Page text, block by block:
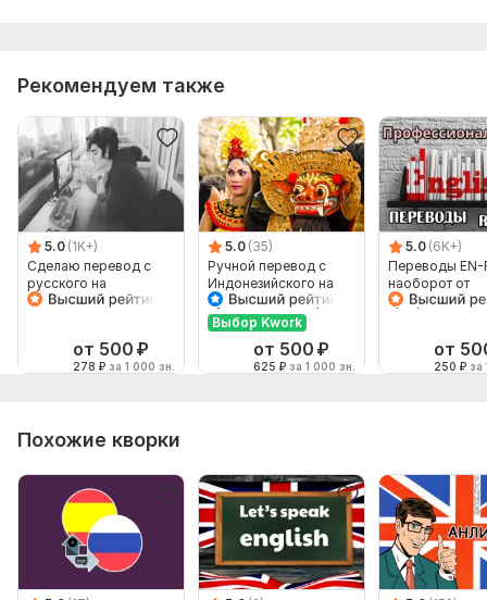
Рекомендуем также
5.0 (1K+)
Сделаю перевод с
русского на
английский и
от 500 ₽
278 ₽ за 1 000 зн.
5.0 (35)
Ручной перевод с
Индонезийского на
Русский и наоборот
Выбор Kwork
от 500 ₽
625 ₽ за 1 000 зн.
5.0 (6K+)
Переводы EN-
наоборот от
от
250 ₽ за
Похожие кворки